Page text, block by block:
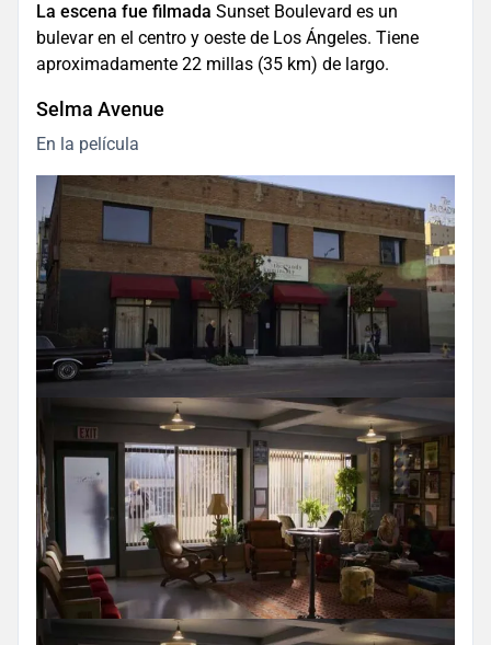
La escena fue filmada Sunset Boulevard es un
bulevar en el centro y oeste de Los Ángeles. Tiene
aproximadamente 22 millas (35 km) de largo.
Selma Avenue
En la película